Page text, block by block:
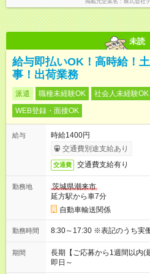
掲載元企業名 株式会社
未読
給与即払いOK！高時給！
事！出荷業務
派遣 職種未経験OK 社会人未経験OK
WEB登録・面接OK
給与
時給1400円
交通費別途支給あり
交通費 交通費支給有り
勤務地
茨城県潮来市
延方駅から車7分
自動車輸送関係
勤務時間 8:30～17:30 ※表記のう
期間
長期【ご応募から1週間以内(
即日～